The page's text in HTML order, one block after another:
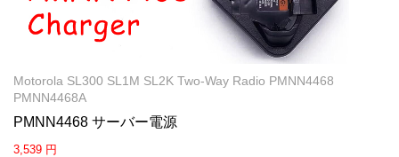
Motorola SL300 SL1M SL2K Two-Way Radio PMNN4468
PMNN4468A
PMNN4468 サーバー電源
3,539 円